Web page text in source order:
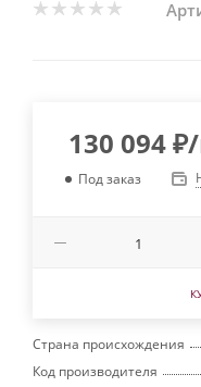
130 094₽
Под заказ
Страна происхождения
Код производителя